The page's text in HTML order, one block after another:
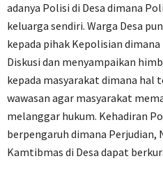
adanya Polisi di Desa dimana
keluarga sendiri. Warga Desa
kepada pihak Kepolisian
Diskusi dan menyampaikan
kepada masyarakat dimana hal
wawasan agar masyarakat
melanggar hukum. Kehadiran
berpengaruh dimana Perjudian,
Kamtibmas di Desa dapat